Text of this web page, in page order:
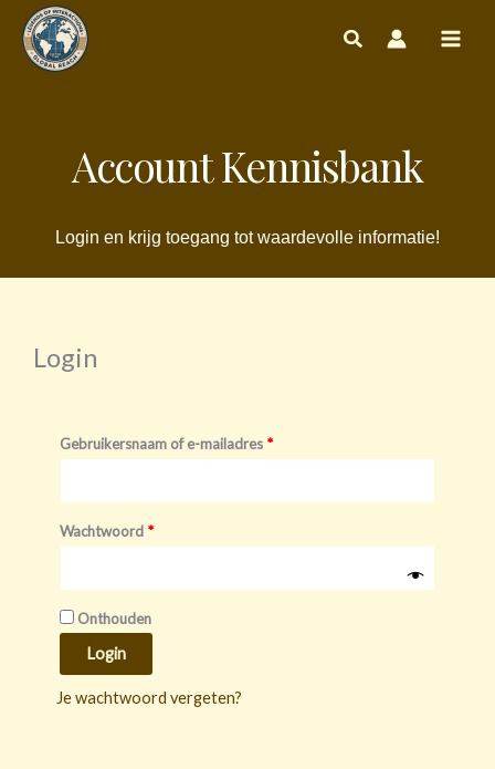
naar
Account Kennisbank
Login en krijg toegang tot waardevolle informatie!
Login
Gebruikersnaam of e-mailadres *
Wachtwoord *
Onthouden
Login
Je wachtwoord vergeten?